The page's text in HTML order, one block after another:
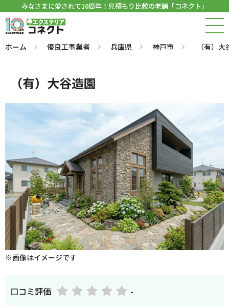
みなさまに愛されて10周年！見積もり比較の老舗「コネクト」
ホーム 優良工事業者 兵庫県 神戸市 （有）
（有）大谷造園
※画像はイメージです
口コミ評価 -